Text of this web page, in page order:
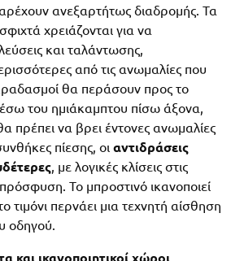
ανεξαρτήτως διαδρομής. Τα
χρειάζονται για να
και ταλάντωσης,
από τις ανωμαλίες που
θα περάσουν προς το
του ημιάκαμπτου πίσω άξονα,
πρέπει να βρει έντονες ανωμαλίες
πίεσης, οι αντιδράσεις
, με λογικές κλίσεις στις
Το μπροστινό ικανοποιεί
τιμόνι περνάει μια τεχνητή αίσθηση
οδηγού.
και ικανοποιητικοί χώροι